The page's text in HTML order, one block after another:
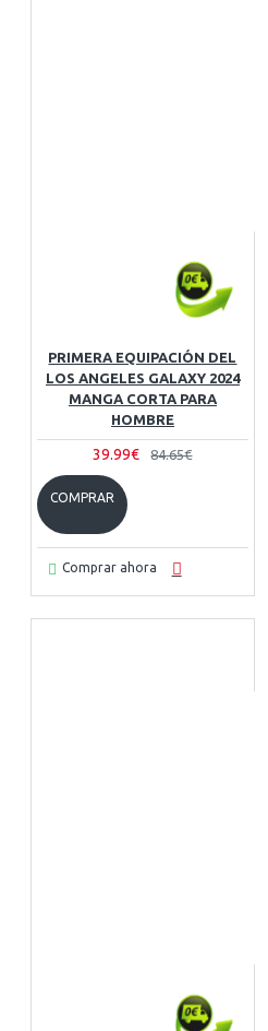
PRIMERA EQUIPACIÓN DEL
LOS ANGELES GALAXY 2024
MANGA CORTA PARA
HOMBRE
39.99€ 84.65€
COMPRAR
Comprar ahora